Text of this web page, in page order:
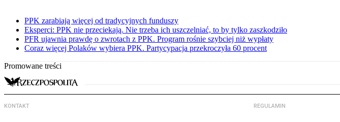
PPK zarabiają więcej od tradycyjnych funduszy
Eksperci: PPK nie przeciekają. Nie trzeba ich uszczelniać, to by tylko zaszkodziło
PFR ujawnia prawdę o zwrotach z PPK. Program rośnie szybciej niż wypłaty
Coraz więcej Polaków wybiera PPK. Partycypacja przekroczyła 60 procent
Promowane treści
KONTAKT REGULAMIN